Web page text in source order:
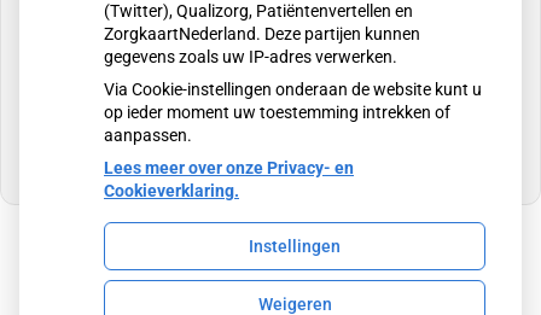
U heeft geen toestemming gegeven voor
externe inhoud die nodig is om dit te zien.
Cookie-instellingen wijzigen
Uw Zorg Online
(Twitter), Qualizorg, Patiëntenvertellen en
ZorgkaartNederland. Deze partijen kunnen
gegevens zoals uw IP-adres verwerken.
Via Cookie-instellingen onderaan de website kunt u
op ieder moment uw toestemming intrekken of
aanpassen.
Lees meer over onze Privacy- en
Cookieverklaring.
Instellingen
Weigeren